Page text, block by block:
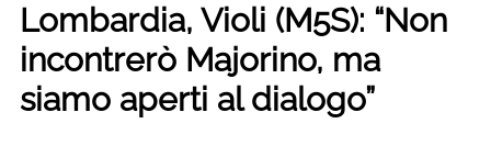
Lombardia, Violi (M5S): “Non
incontrerò Majorino, ma
siamo aperti al dialogo”